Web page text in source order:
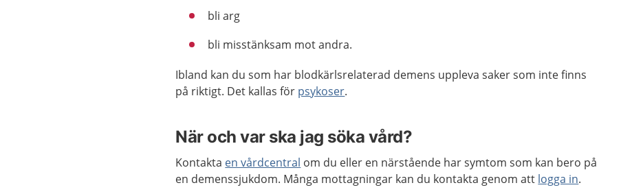
bli arg
bli misstänksam mot andra.
Ibland kan du som har blodkärlsrelaterad demens uppleva saker som inte finns
på riktigt. Det kallas för psykoser.
När och var ska jag söka vård?
Kontakta en vårdcentral om du eller en närstående har symtom som kan bero på
en demenssjukdom. Många mottagningar kan du kontakta genom att logga in.